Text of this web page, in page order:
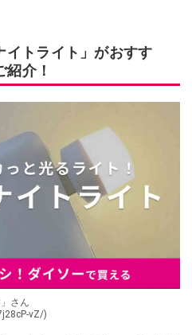
イトライト」がおすす
介！
さん
vZ/)